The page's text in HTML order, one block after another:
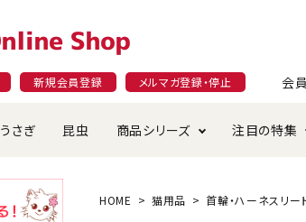
新規会員登録 メルマガ登録・停止 会
おやつ
お手入れ・ケア用品
うさぎ 昆虫 商品シリーズ
素材そのまま
注目の特集
無添加特集
会員特典について
HOME 猫用品 首輪・ハーネスリー